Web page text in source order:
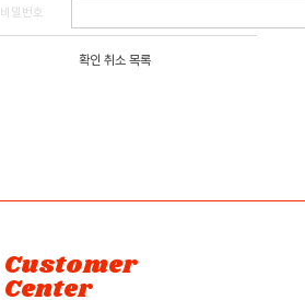
비밀번호
확인 취소 목록
Customer
Center